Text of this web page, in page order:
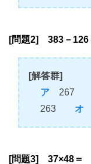
[問題2] 383－126
[解答群]
ア 267
263 オ
[問題3] 37×48＝